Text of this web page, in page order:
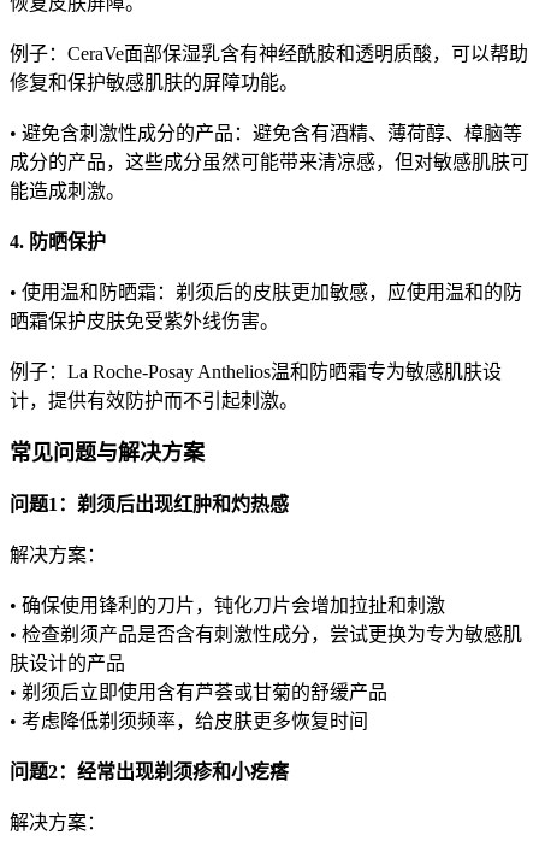
例子：CeraVe面部保湿乳含有神经酰胺和透明质酸，可以帮助
修复和保护敏感肌肤的屏障功能。
• 避免含刺激性成分的产品：避免含有酒精、薄荷醇、樟脑等
成分的产品，这些成分虽然可能带来清凉感，但对敏感肌肤可
能造成刺激。
4. 防晒保护
• 使用温和防晒霜：剃须后的皮肤更加敏感，应使用温和的防
晒霜保护皮肤免受紫外线伤害。
例子：La Roche-Posay Anthelios温和防晒霜专为敏感肌肤设
计，提供有效防护而不引起刺激。
常见问题与解决方案
问题1：剃须后出现红肿和灼热感
解决方案：
• 确保使用锋利的刀片，钝化刀片会增加拉扯和刺激
• 检查剃须产品是否含有刺激性成分，尝试更换为专为敏感肌
肤设计的产品
• 剃须后立即使用含有芦荟或甘菊的舒缓产品
• 考虑降低剃须频率，给皮肤更多恢复时间
问题2：经常出现剃须疹和小疙瘩
解决方案：